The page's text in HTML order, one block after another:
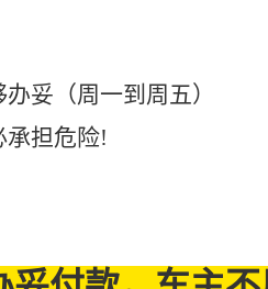
妥（周一到周五）
承担危险!